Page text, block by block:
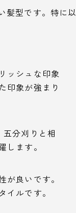
髪型です。特に以
ッシュな印象
印象が強まり
分刈りと相
ます。
良いです。
ルです。